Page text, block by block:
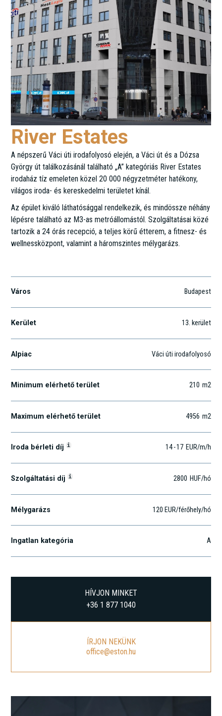
River Estates
A népszerű Váci úti irodafolyosó elején, a Váci út és a Dózsa
György út találkozásánál található „A” kategóriás River Estates
irodaház tíz emeleten közel 20 000 négyzetméter hatékony,
világos iroda- és kereskedelmi területet kínál.
Az épület kiváló láthatósággal rendelkezik, és mindössze néhány
lépésre található az M3-as metróállomástól. Szolgáltatásai közé
tartozik a 24 órás recepció, a teljes körű étterem, a fitnesz- és
wellnessközpont, valamint a háromszintes mélygarázs.
Város Budapest
Kerület 13. kerület
Alpiac Váci úti irodafolyosó
Minimum elérhető terület 210 m2
Maximum elérhető terület 4956 m2
Iroda bérleti díj i 14-17 EUR/m/h
Szolgáltatási díj i 2800 HUF/hó
Mélygarázs 120 EUR/férőhely/hó
Ingatlan kategória A
HÍVJON MINKET
+36 1 877 1040
ÍRJON NEKÜNK
office@eston.hu